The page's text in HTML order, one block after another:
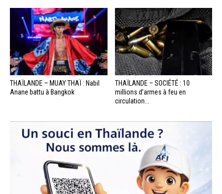
THAÏLANDE – MUAY THAÏ : Nabil
Anane battu à Bangkok
THAÏLANDE – SOCIÉTÉ : 10
millions d’armes à feu en
circulation...